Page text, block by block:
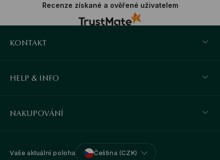
Recenze získané a ověřené uživatelem
KONTAKT
HELP & INFO
NAKUPOVÁNÍ
Vaše aktuální poloha Čeština (CZK)